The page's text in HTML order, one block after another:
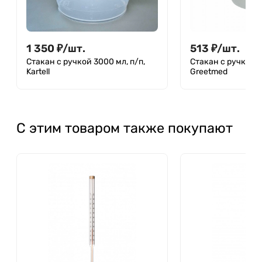
1 350 ₽/шт.
Стакан с ручкой 3000 мл, п/п,
Kartell
513 ₽/шт.
Стакан с ручкой
Greetmed
С этим товаром также покупают